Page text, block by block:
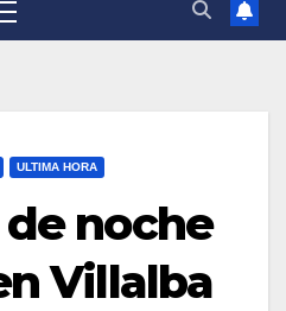
ULTIMA HORA
noche
Villalba